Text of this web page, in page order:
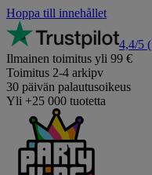
Hoppa till innehållet
4,4/5
Ilmainen toimitus yli 99 €
Toimitus 2-4 arkipv
30 päivän palautusoikeus
Yli +25 000 tuotetta